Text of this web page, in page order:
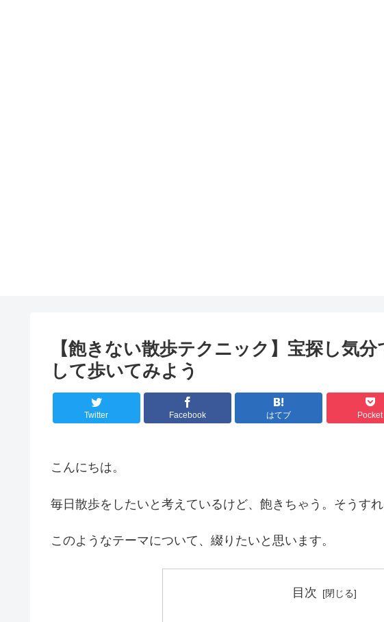
【飽きない散歩テクニック】宝探し気
して歩いてみよう
Twitter Facebook はてブ Pocket
こんにちは。
毎日散歩をしたいと考えているけど、飽きちゃう。そうす
このようなテーマについて、綴りたいと思います。
目次